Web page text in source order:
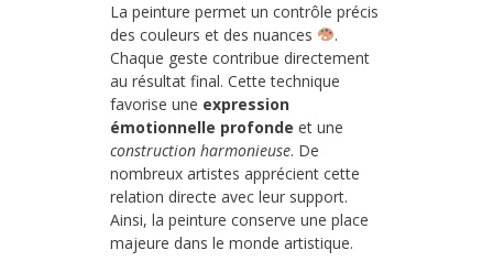
La peinture permet un contrôle précis
des couleurs et des nuances
.
Chaque geste contribue directement
au résultat final. Cette technique
favorise une expression
émotionnelle profonde et une
construction harmonieuse. De
nombreux artistes apprécient cette
relation directe avec leur support.
Ainsi, la peinture conserve une place
majeure dans le monde artistique.